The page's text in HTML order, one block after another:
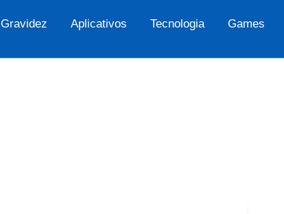
Gravidez Aplicativos Tecnologia Games